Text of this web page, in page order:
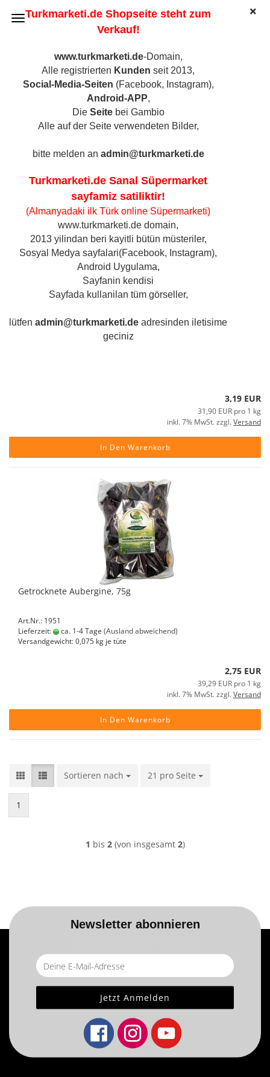
Turkmarketi.de Shopseite steht zum
Verkauf!
www.turkmarketi.de-Domain,
Alle registrierten Kunden seit 2013,
Social-Media-Seiten (Facebook, Instagram),
Android-APP,
Die Seitebei Gambio
Alle auf der Seite verwendeten Bilder,
bitte melden an admin@turkmarketi.de
Turkmarketi.de Sanal Süpermarket
sayfamiz satiliktir!
(Almanyadaki ilk Türk online Süpermarketi)
www.turkmarketi.de domain,
2013 yilindan beri kayitli bütün müsteriler,
Sosyal Medya sayfalari(Facebook, Instagram),
Android Uygulama,
Sayfanin kendisi
Sayfada kullanilan tüm görseller,
lütfen admin@turkmarketi.de adresinden iletisime
geciniz
TROCKENGEMÜSE
Getrocknetet Okra, 100gr
3,19 EUR
31,90 EUR pro 1 kg
inkl. 7% MwSt. zzgl.Versand
In Den Warenkorb
Getrocknete Aubergine, 75g
Art.Nr.: 1951
Lieferzeit:
ca. 1-4 Tage (Ausland abweichend)
Versandgewicht:0,075 kg je tüte
2,75 EUR
39,29 EUR pro 1 kg
inkl. 7% MwSt. zzgl.Versand
In Den Warenkorb
Sortieren nach
Sortieren nach 21 pro Seite
pro Seite
1
1 bis 2(von insgesamt 2)
Newsletter abonnieren